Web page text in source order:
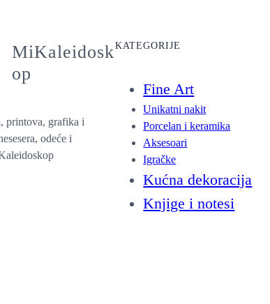
MiKaleidosk
op
printova, grafika i
odeće i
KATEGORIJE
Fine Art
Unikatni nakit
Porcelan i keramika
Aksesoari
Igračke
Kućna dekoracija
Knjige i notesi